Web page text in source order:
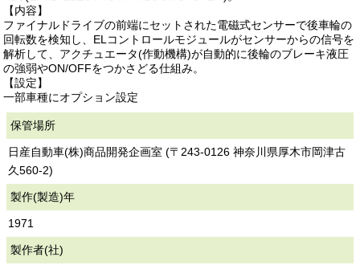
【内容】
ファイナルドライブの前端にセットされた電磁式センサーで後車輪の
回転数を検知し、ELコントロールモジュールがセンサーからの信号を
解析して、アクチュエータ(作動機構)が自動的に後輪のブレーキ液圧
の強弱やON/OFFをつかさどる仕組み。
【設定】
一部車種にオプション設定
保管場所
日産自動車(株)商品開発企画室 (〒243-0126 神奈川県厚木市岡津古
久560-2)
製作(製造)年
1971
製作者(社)